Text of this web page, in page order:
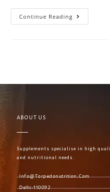
Continue Reading
ABOUT US
Supplements specialise in high
and nutritional needs.
Info@torpedonutrition.com
Delhi-110092